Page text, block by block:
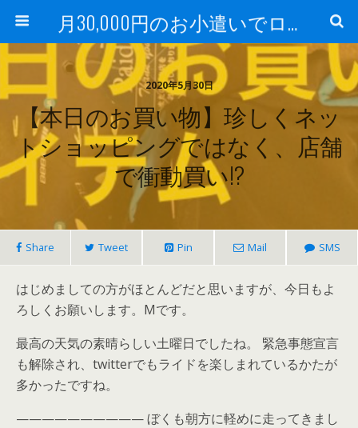
月30,000円のお小遣いでロードバイク
2020年5月30日
【本日のお買い物】珍しくネッ
トショッピングではなく、店舗
で衝動買い!?
Share Tweet Pin Mail SMS
はじめましての方がほとんどだと思いますが、今日もよ
ろしくお願いします。Mです。
最高の天気の素晴らしい土曜日でしたね。 緊急事態宣言
も解除され、twitterでもライドを楽しまれているかたが
多かったですね。
—————————— ぼくも朝方に軽めに走ってきまし